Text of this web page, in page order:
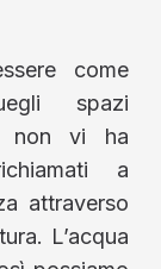
come
spazi
non vi ha
a
attraverso
L’acqua